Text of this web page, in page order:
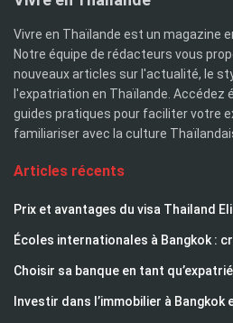
Vivre en Thaïlande est un magazine
Notre équipe de rédacteurs vous
nouveaux articles sur l'actualité, le
l'expatriation en Thaïlande. Accédez
guides pratiques pour faciliter votre
familiariser avec la culture
Articles récents
Prix et avantages du visa Thailand
Écoles internationales à Bangkok :
Choisir sa banque en tant
Investir dans l’immobilier à Bangkok